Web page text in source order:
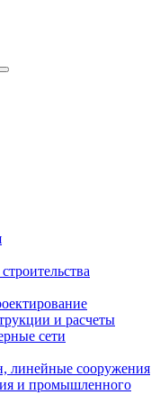
и расчеты
сети
линейные сооружения
и промышленного